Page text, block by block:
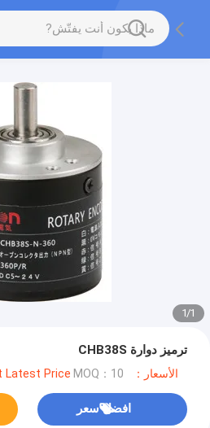
1
/
1
ترميز دوارة CHB38S
الأسعار：Get Latest Price MOQ：10
افضل سعر